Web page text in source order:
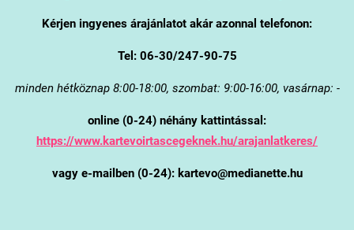
Kérjen ingyenes árajánlatot akár azonnal telefonon:
Tel: 06-30/247-90-75
minden hétköznap 8:00-18:00, szombat: 9:00-16:00, vasárnap: -
online (0-24) néhány kattintással:
https://www.kartevoirtascegeknek.hu/arajanlatkeres/
vagy e-mailben (0-24): kartevo@medianette.hu